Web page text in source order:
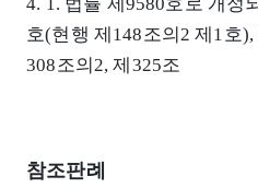
호(현행 제148조의2 제1호
308조의2, 제325조
참조판례